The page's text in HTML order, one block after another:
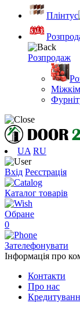
Плінтус
Розпродаж
UA RU
Вхід Реєстрація
Каталог товарів
Обране
0
Зателефонувати
Інформація про
Контакти
Про нас